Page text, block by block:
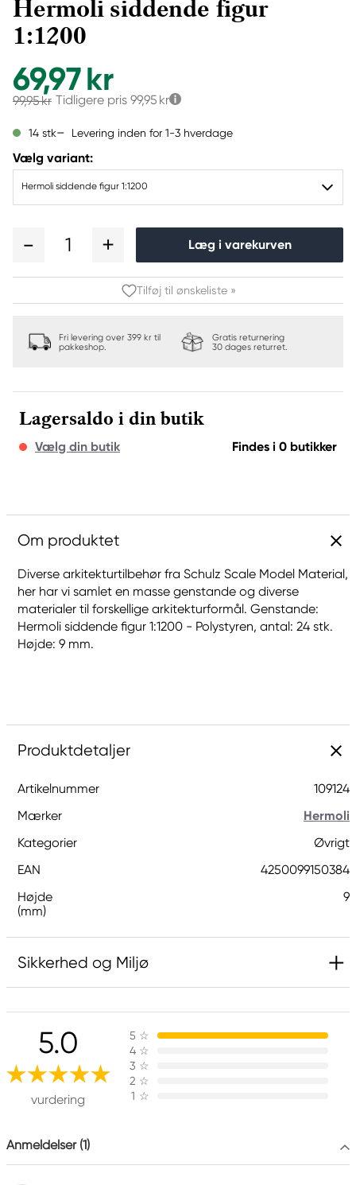
Hermoli siddende figur
1:1200
69,97 kr
99,95 kr Tidligere pris 99,95 kr
14 stk Levering inden for 1-3 hverdage
Vælg variant:
Hermoli siddende figur 1:1200
1 Læg i varekurven
Tilføj til ønskeliste »
Fri levering over 399 kr til
pakkeshop.
Gratis returnering
30 dages returret.
Lagersaldo i din butik
Vælg din butik Findes i 0 butikker
Om produktet
Diverse arkitekturtilbehør fra Schulz Scale Model Material,
her har vi samlet en masse genstande og diverse
materialer til forskellige arkitekturformål. Genstande:
Hermoli siddende figur 1:1200 - Polystyren, antal: 24 stk.
Højde: 9 mm.
Produktdetaljer
Artikelnummer
109124
Mærker
Hermoli
Kategorier
Øvrigt
EAN
4250099150384
Højde
(mm)
9
Sikkerhed og Miljø
Ansvarlig EU
Hermoli
Hahnemühle FineArt GmbH
Hahnestraße 5
37586 Dassel, Germany
5.0
vurdering
5 ☆
4 ☆
3 ☆
2 ☆
1 ☆
Anmeldelser (1)